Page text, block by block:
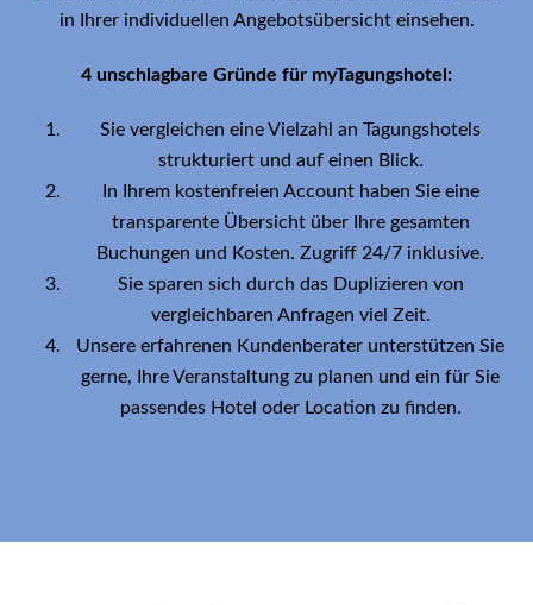
in Ihrer individuellen Angebotsübersicht einsehen.
4 unschlagbare Gründe für myTagungshotel:
Sie vergleichen eine Vielzahl an Tagungshotels
strukturiert und auf einen Blick.
In Ihrem kostenfreien Account haben Sie eine
transparente Übersicht über Ihre gesamten
Buchungen und Kosten. Zugriff 24/7 inklusive.
Sie sparen sich durch das Duplizieren von
vergleichbaren Anfragen viel Zeit.
Unsere erfahrenen Kundenberater unterstützen Sie
gerne, Ihre Veranstaltung zu planen und ein für Sie
passendes Hotel oder Location zu finden.